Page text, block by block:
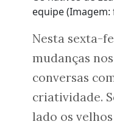
equipe
Nesta sexta-
mudanças
conversas
criatividade.
lado os